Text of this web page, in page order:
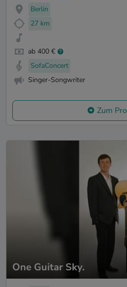
Berlin
27 km
ab 400 €
SofaConcert
Singer-Songwriter
Zum
One Guitar Sky.